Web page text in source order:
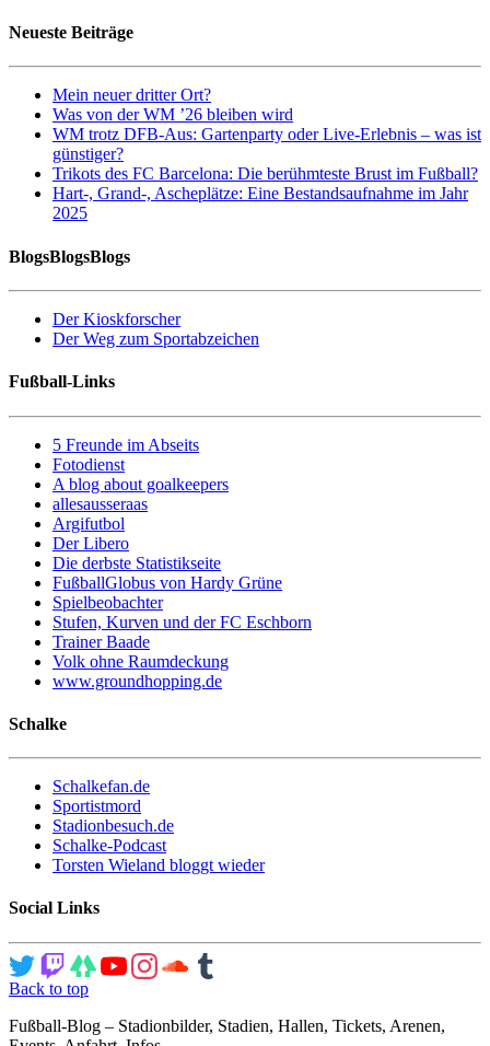
Neueste Beiträge
Mein neuer dritter Ort?
Was von der WM ’26 bleiben wird
WM trotz DFB-Aus: Gartenparty oder Live-Erlebnis – was ist
günstiger?
Trikots des FC Barcelona: Die berühmteste Brust im Fußball?
Hart-, Grand-, Ascheplätze: Eine Bestandsaufnahme im Jahr
2025
BlogsBlogsBlogs
Der Kioskforscher
Der Weg zum Sportabzeichen
Fußball-Links
5 Freunde im Abseits
Fotodienst
A blog about goalkeepers
allesausseraas
Argifutbol
Der Libero
Die derbste Statistikseite
FußballGlobus von Hardy Grüne
Spielbeobachter
Stufen, Kurven und der FC Eschborn
Trainer Baade
Volk ohne Raumdeckung
www.groundhopping.de
Schalke
Schalkefan.de
Sportistmord
Stadionbesuch.de
Schalke-Podcast
Torsten Wieland bloggt wieder
Social Links
Back to top
Fußball-Blog – Stadionbilder, Stadien, Hallen, Tickets, Arenen,